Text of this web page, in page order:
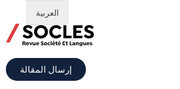
إرسال المقالة
العربية